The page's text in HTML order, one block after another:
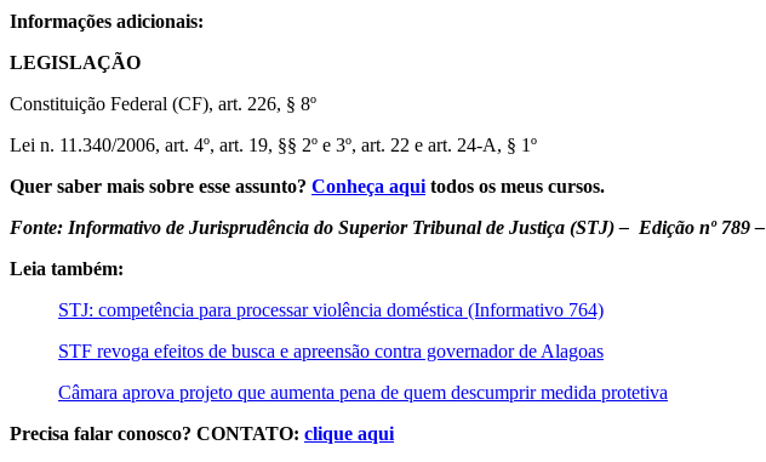
Informações adicionais:
LEGISLAÇÃO
Constituição Federal (CF), art. 226, § 8º
Lei n. 11.340/2006, art. 4º, art. 19, §§ 2º e 3º, art. 22 e art. 24-A, § 1º
Quer saber mais sobre esse assunto? Conheça aqui todos os meus cursos.
Fonte: Informativo de Jurisprudência do Superior Tribunal de Justiça (STJ) – Edição nº 789 –
Leia também:
STJ: competência para processar violência doméstica (Informativo 764)
STF revoga efeitos de busca e apreensão contra governador de Alagoas
Câmara aprova projeto que aumenta pena de quem descumprir medida protetiva
Precisa falar conosco? CONTATO: clique aqui